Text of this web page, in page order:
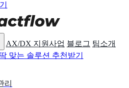
AX/DX 지원사업 블로그 팀소개
딱 맞는 솔루션 추천받기
리